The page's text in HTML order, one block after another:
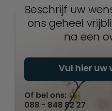
Beschrijf uw
ons geheel
na een
Vul hier uw
Of bel ons:
088 - 848 82 27